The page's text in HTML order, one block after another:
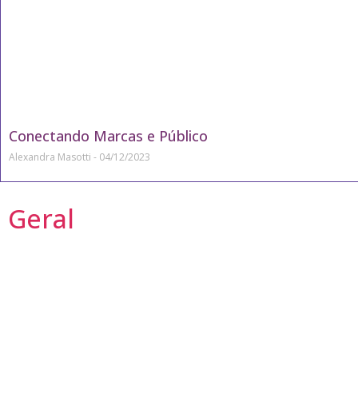
Conectando Marcas e Público
Alexandra Masotti 04/12/2023
Geral